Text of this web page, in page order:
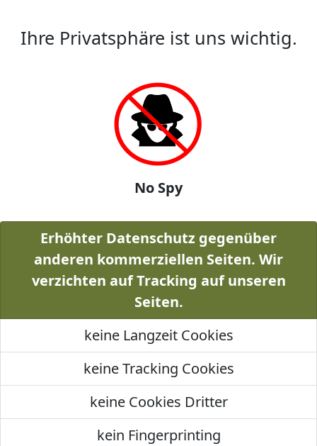
Ihre Privatsphäre ist uns wichtig.
No Spy
Erhöhter Datenschutz gegenüber
anderen kommerziellen Seiten. Wir
verzichten auf Tracking auf unseren
Seiten.
keine Langzeit Cookies
keine Tracking Cookies
keine Cookies Dritter
kein Fingerprinting